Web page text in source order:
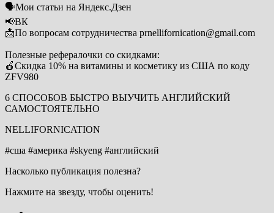
🗣Мои статьи на Яндекс.Дзен
📢ВК
📩По вопросам сотрудничества prnellifornication@gmail.com
Полезные рефералочки со скидками:
🍎Скидка 10% на витамины и косметику из США по коду
ZFV980
6 СПОСОБОВ БЫСТРО ВЫУЧИТЬ АНГЛИЙСКИЙ
САМОСТОЯТЕЛЬНО
NELLIFORNICATION
#сша #америка #skyeng #английский
Насколько публикация полезна?
Нажмите на звезду, чтобы оценить!